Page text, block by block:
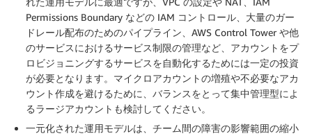
Permissions Boundary などの IAM コントロール、大量のガー
ドレール配布のためのパイプライン、AWS Control Tower や他
のサービスにおけるサービス制限の管理など、アカウントをプ
ロビジョニングするサービスを自動化するためには一定の投資
が必要となります。 マイクロアカウントの増殖や不必要なアカ
ウント作成を避けるために、バランスをとって集中管理型によ
るラージアカウントも検討してください。
一元化された運用モデルは、チーム間の障害の影響範囲の縮小